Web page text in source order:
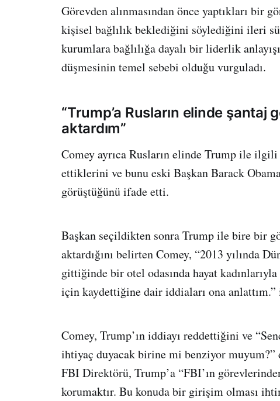
Görevden alınmasından önce yaptıkları bir
kişisel bağlılık beklediğini söylediğini ileri
kurumlara bağlılığa dayalı bir liderlik
düşmesinin temel sebebi olduğu vurguladı.
“Trump’a Rusların elinde şantaj
aktardım”
Comey ayrıca Rusların elinde Trump ile
ettiklerini ve bunu eski Başkan Barack
görüştüğünü ifade etti.
Başkan seçildikten sonra Trump ile bire bir
aktardığını belirten Comey, “2013 yılında
gittiğinde bir otel odasında hayat
için kaydettiğine dair iddiaları ona
Comey, Trump’ın iddiayı reddettiğini ve
ihtiyaç duyacak birine mi benziyor
FBI Direktörü, Trump’a “FBI’ın
korumaktır. Bu konuda bir girişim olması